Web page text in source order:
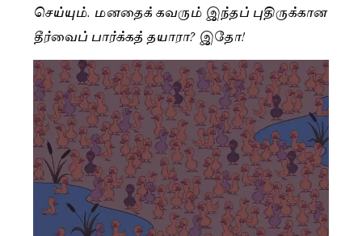
செய்யும். மனதைக் கவரும் இந்தப் புதிருக்கான
தீர்வைப் பார்க்கத் தயாரா? இதோ!